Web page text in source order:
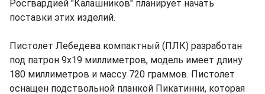
Росгвардией "Калашников" планирует начать
поставки этих изделий.
Пистолет Лебедева компактный (ПЛК) разработан
под патрон 9х19 миллиметров, модель имеет длину
180 миллиметров и массу 720 граммов. Пистолет
оснащен подствольной планкой Пикатинни, которая